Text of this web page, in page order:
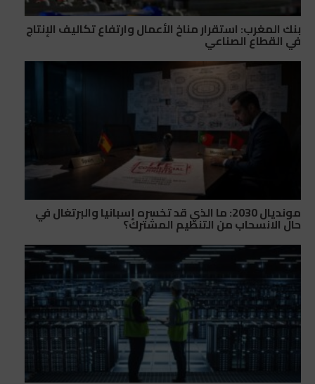
بنك المغرب: استقرار مناخ الأعمال وارتفاع تكاليف الإنتاج
في القطاع الصناعي
مونديال 2030: ما الذي قد تخسره إسبانيا والبرتغال في
حال الانسحاب من التنظيم المشترك؟